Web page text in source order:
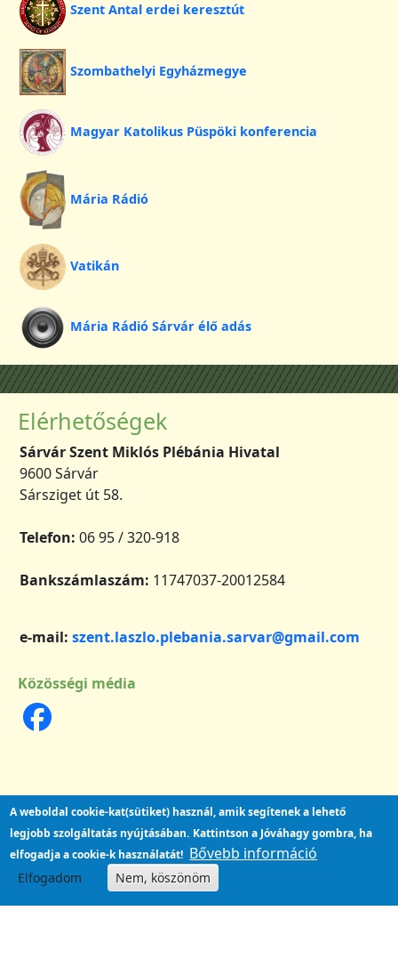
Szent Antal erdei keresztút
Szombathelyi Egyházmegye
Magyar Katolikus Püspöki konferencia
Mária Rádió
Vatikán
Mária Rádió Sárvár élő adás
Elérhetőségek
Sárvár Szent Miklós Plébánia Hivatal
9600 Sárvár
Sársziget út 58.
Telefon: 06 95 / 320-918
Bankszámlaszám: 11747037-20012584
e-mail: szent.laszlo.plebania.sarvar@gmail.com
Közösségi média
A weboldal cookie-kat(sütiket) használ, amik segítenek a lehető
legjobb szolgáltatás nyújtásában. Kattintson a Jóváhagy gombra, ha
elfogadja a cookie-k használatát! Bővebb információ
Elfogadom Nem, köszönöm